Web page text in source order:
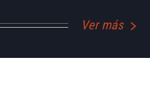
Ver más